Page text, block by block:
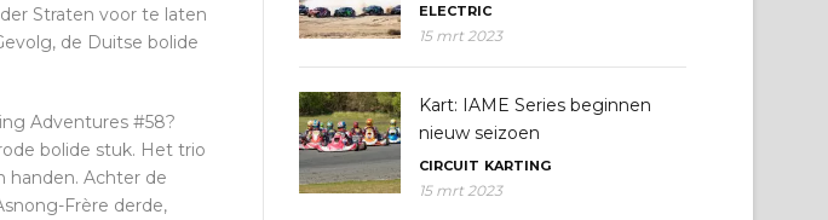
Straten voor te laten
de Duitse bolide
Adventures #58?
bolide stuk. Het trio
handen. Achter de
Frère derde,
ELECTRIC
15 mrt 2023
Kart: IAME Series beginnen
nieuw seizoen
CIRCUIT KARTING
15 mrt 2023